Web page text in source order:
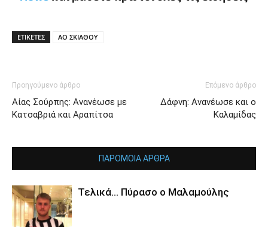
ΕΤΙΚΕΤΕΣ ΑΟ ΣΚΙΑΘΟΥ
Προηγούμενο άρθρο
Αίας Σούρπης: Ανανέωσε με
Κατσαβριά και Αραπίτσα
Επόμενο άρθρο
Δάφνη: Ανανέωσε και ο
Καλαμίδας
ΠΑΡΟΜΟΙΑ ΑΡΘΡΑ
Τελικά… Πύρασο ο Μαλαμούλης